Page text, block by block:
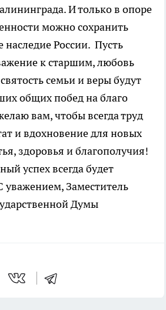
И только в опоре
можно сохранить
наследие России. Пусть
к старшим, любовь
семьи и веры будут
общих побед на благо
вам, чтобы всегда труд
и вдохновение для новых
здоровья и благополучия!
успех всегда будет
уважением, Заместитель
Думы